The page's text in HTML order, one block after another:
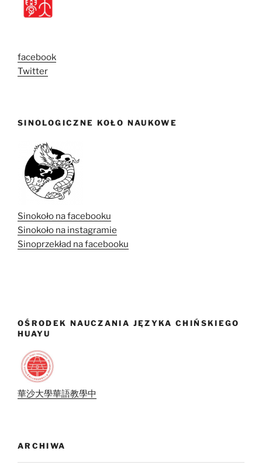
facebook
Twitter
SINOLOGICZNE KOŁO NAUKOWE
Sinokoło na facebooku
Sinokoło na instagramie
Sinoprzekład na facebooku
OŚRODEK NAUCZANIA JĘZYKA CHIŃSKIEGO
HUAYU
華沙大學華語教學中
ARCHIWA